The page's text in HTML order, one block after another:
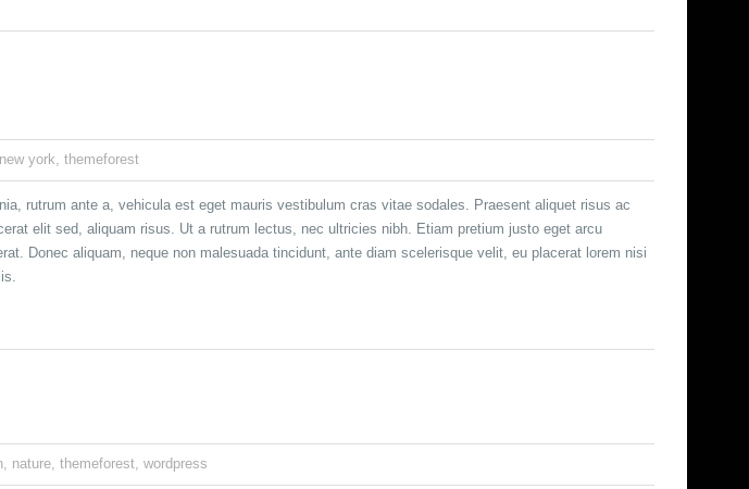
new york, themeforest
rutrum ante a, vehicula est eget mauris vestibulum cras vitae sodales. Praesent aliquet risus ac
elit sed, aliquam risus. Ut a rutrum lectus, nec ultricies nibh. Etiam pretium justo eget arcu
Donec aliquam, neque non malesuada tincidunt, ante diam scelerisque velit, eu placerat lorem nisi
, nature, themeforest, wordpress